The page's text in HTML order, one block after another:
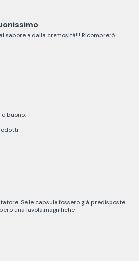
sapore e dalla cremosità!!! Ricomprerò
buono.
Se le capsule fossero già predisposte
una favola,magnifiche